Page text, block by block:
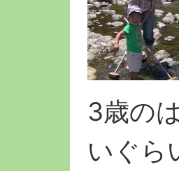
3歳の
いぐら